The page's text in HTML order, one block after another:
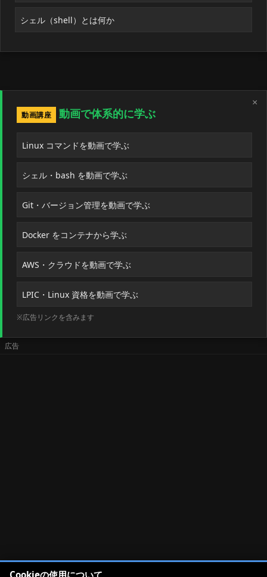
シェル（shell）とは何か
×
動画講座
動画で体系的に学ぶ
Linux コマンドを動画で学ぶ
シェル・bash を動画で学ぶ
Git・バージョン管理を動画で学ぶ
Docker をコンテナから学ぶ
AWS・クラウドを動画で学ぶ
LPIC・Linux 資格を動画で学ぶ
※広告リンクを含みます